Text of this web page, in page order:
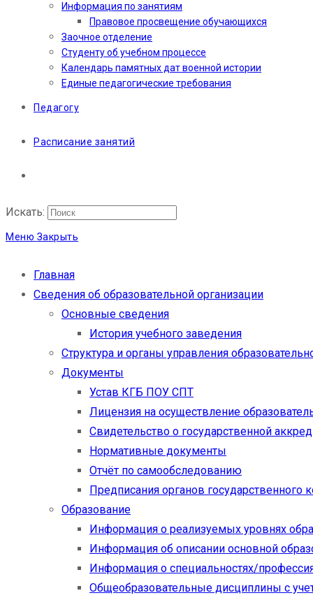
Информация по занятиям
Правовое просвещение обучающихся
Заочное отделение
Студенту об учебном процессе
Календарь памятных дат военной истории
Единые педагогические требования
Педагогу
Расписание занятий
Искать:
Меню Закрыть
Главная
Сведения об образовательной организации
Основные сведения
История учебного заведения
Структура и органы управления
Документы
Устав КГБ ПОУ СПТ
Лицензия на осуществление
Свидетельство о государственной
Нормативные документы
Отчёт по самообследованию
Предписания органов государственного
Образование
Информация о реализуемых уровнях
Информация об описании основной
Информация о специальностях/
Общеобразовательные дисциплины с